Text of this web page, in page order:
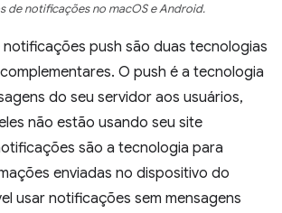
de notificações no macOS e Android.
notificações push são duas tecnologias
O push é a tecnologia
do seu servidor aos usuários,
não estão usando seu site
são a tecnologia para
enviadas no dispositivo do
usar notificações sem mensagens